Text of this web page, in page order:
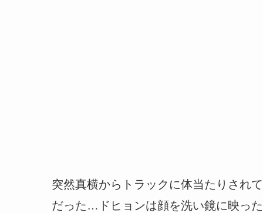
突然真横からトラックに体当たりされ
だった…ドヒョンは顔を洗い鏡に映っ